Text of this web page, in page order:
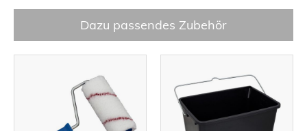
Dazu passendes Zubehör